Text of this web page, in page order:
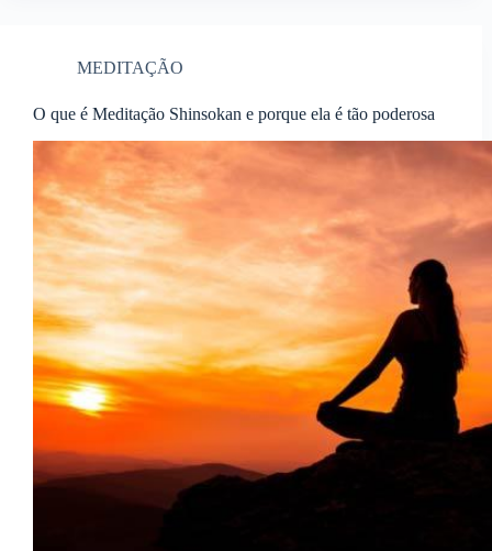
MEDITAÇÃO
O que é Meditação Shinsokan e porque ela é tão poderosa